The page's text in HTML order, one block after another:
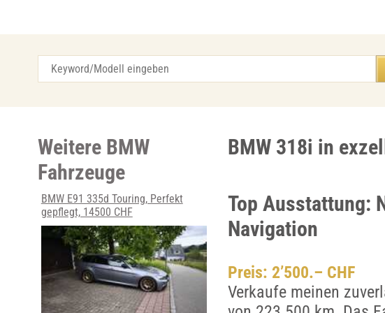
BMW 318i in
Top Ausstattung:
Navigation
Preis: 2’500.– CHF
Verkaufe meinen
Weitere BMW
Fahrzeuge
BMW E91 335d Touring, Perfekt
gepflegt, 14500 CHF